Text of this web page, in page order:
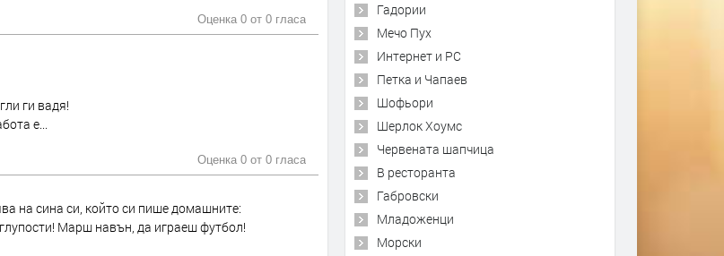
Оценка 0 от 0 гласа
ги вадя!
е...
Оценка 0 от 0 гласа
на сина си, който си пише домашните:
Марш навън, да играеш футбол!
Гадории
Мечо Пух
Интернет и PC
Петка и Чапаев
Шофьори
Шерлок Хоумс
Червената шапчица
В ресторанта
Габровски
Младоженци
Морски